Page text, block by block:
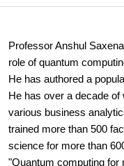
Professor Anshul
role of quantum
He has authored a
He has over a decade
various business
trained more than 500
science for more than
"Quantum computing for